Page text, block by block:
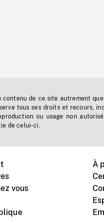
contenu de ce site autrement
tous ses droits et recours,
ou usage non
de celui-ci.
vous
À